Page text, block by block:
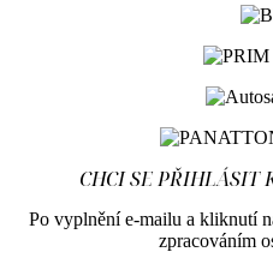
CHCI SE PŘIHLÁSIT
Po vyplnění e-mailu a kliknutí
zpracováním